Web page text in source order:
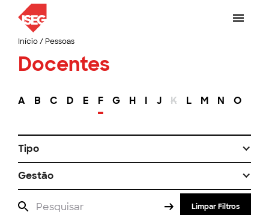
Início/ Pessoas
Docentes
A B C D E F G H I J K L M N O
Tipo
Gestão
Limpar Filtros